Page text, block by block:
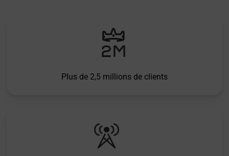
Plus de 2,5 millions de clients